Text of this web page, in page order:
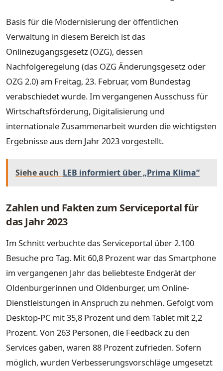
Basis für die Modernisierung der öffentlichen
Verwaltung in diesem Bereich ist das
Onlinezugangsgesetz (OZG), dessen
Nachfolgeregelung (das OZG Änderungsgesetz oder
OZG 2.0) am Freitag, 23. Februar, vom Bundestag
verabschiedet wurde. Im vergangenen Ausschuss für
Wirtschaftsförderung, Digitalisierung und
internationale Zusammenarbeit wurden die wichtigsten
Ergebnisse aus dem Jahr 2023 vorgestellt.
Siehe auch LEB informiert über „Prima Klima“
Zahlen und Fakten zum Serviceportal für
das Jahr 2023
Im Schnitt verbuchte das Serviceportal über 2.100
Besuche pro Tag. Mit 60,8 Prozent war das Smartphone
im vergangenen Jahr das beliebteste Endgerät der
Oldenburgerinnen und Oldenburger, um Online-
Dienstleistungen in Anspruch zu nehmen. Gefolgt vom
Desktop-PC mit 35,8 Prozent und dem Tablet mit 2,2
Prozent. Von 263 Personen, die Feedback zu den
Services gaben, waren 88 Prozent zufrieden. Sofern
möglich, wurden Verbesserungsvorschläge umgesetzt